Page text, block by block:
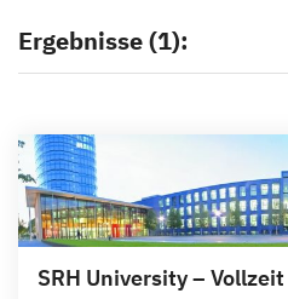
Ergebnisse (1):
SRH University – Vollzeit